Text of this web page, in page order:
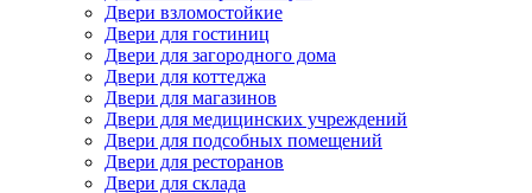
Двери взломостойкие
Двери для гостиниц
Двери для загородного дома
Двери для коттеджа
Двери для магазинов
Двери для медицинских учреждений
Двери для подсобных помещений
Двери для ресторанов
Двери для склада